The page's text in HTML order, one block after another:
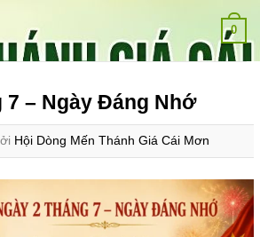
0
7 – Ngày Đáng Nhớ
Hội Dòng Mến Thánh Giá Cái Mơn